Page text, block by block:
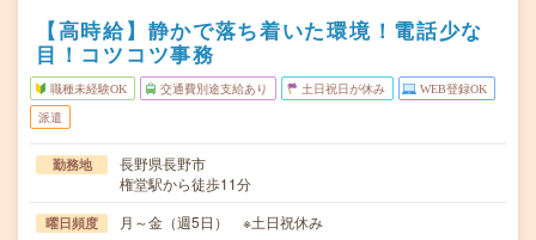
【高時給】静かで落ち着いた環境！電話少な
目！コツコツ事務
職種未経験OK 交通費別途支給あり 土日祝日が休み WEB登録OK
派遣
勤務地
長野県長野市
権堂駅から徒歩11分
曜日頻度 月～金（週5日） ※土日祝休み